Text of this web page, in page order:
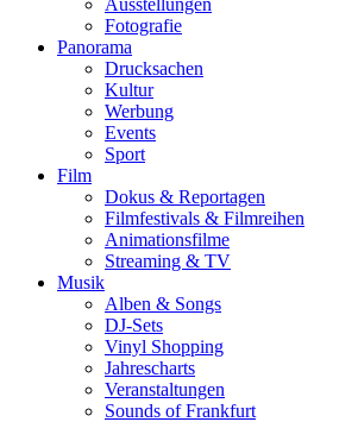
Ausstellungen
Fotografie
Panorama
Drucksachen
Kultur
Werbung
Events
Sport
Film
Dokus & Reportagen
Filmfestivals & Filmreihen
Animationsfilme
Streaming & TV
Musik
Alben & Songs
DJ-Sets
Vinyl Shopping
Jahrescharts
Veranstaltungen
Sounds of Frankfurt